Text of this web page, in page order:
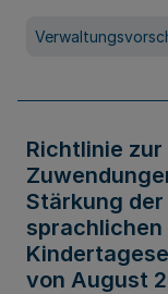
Richtlinie
Stärkung
von August